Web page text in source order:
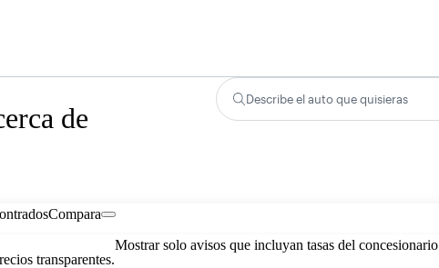
de
Describe el auto que quisieras
Compara
transparentes.
Mostrar solo avisos que incluyan tasas del concesionario